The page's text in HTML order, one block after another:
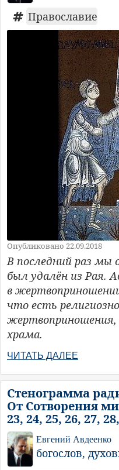
Православие
Опубликовано 22.09.2018
В последний раз мы
был удалён из Рая.
в
что есть
жертвоприношения,
храма.
ЧИТАТЬ ДАЛЕЕ
Стенограмма
От Сотворения
23, 24, 25, 26, 27,
Евгений Авдеенко
богослов,